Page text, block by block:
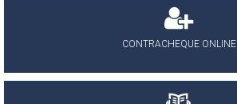
CONTRACHEQUE ONLINE